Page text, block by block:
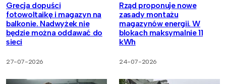
Grecja dopuści
fotowoltaikę i magazyn na
balkonie. Nadwyżek nie
będzie można oddawać do
sieci
27-07-2026
Rząd proponuje nowe
zasady montażu
magazynów energii. W
blokach maksymalnie 11
kWh
24-07-2026